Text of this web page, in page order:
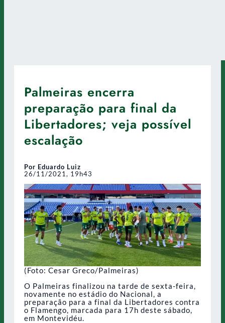
Palmeiras encerra
preparação para final da
Libertadores; veja possível
escalação
Por Eduardo Luiz
26/11/2021, 19h43
(Foto: Cesar Greco/Palmeiras)
O Palmeiras finalizou na tarde de sexta-feira,
novamente no estádio do Nacional, a
preparação para a final da Libertadores contra
o Flamengo, marcada para 17h deste sábado,
em Montevidéu.